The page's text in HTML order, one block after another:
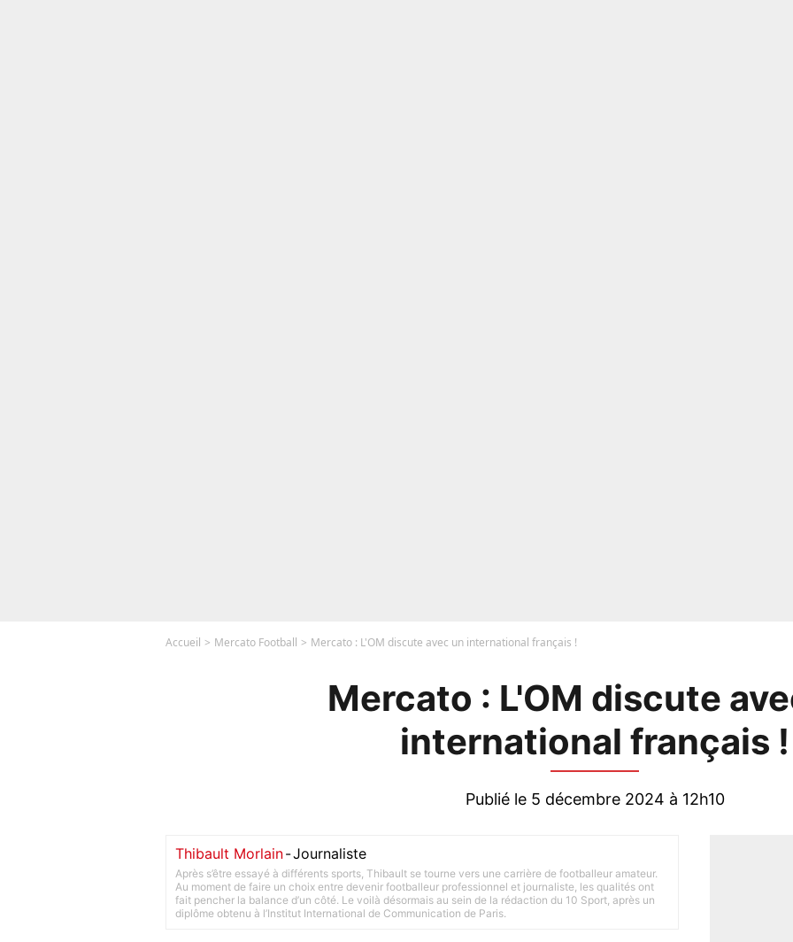
Accueil Mercato Football Mercato : L'OM discute avec un international français !
Mercato : L'OM discute
international français !
Publié le 5 décembre 2024 à 12h10
Thibault Morlain-Journaliste
Après s’être essayé à différents sports, Thibault se tourne vers une carrière de footballeur amateur.
Au moment de faire un choix entre devenir footballeur professionnel et journaliste, les qualités ont
fait pencher la balance d’un côté. Le voilà désormais au sein de la rédaction du 10 Sport, après un
diplôme obtenu à l’Institut International de Communication de Paris.